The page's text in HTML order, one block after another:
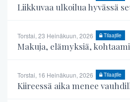
Liikkuvaa ulkoilua hyvässä
Torstai, 23 Heinäkuun, 2026 Tilaajille
Makuja, elämyksiä,
Torstai, 16 Heinäkuun, 2026 Tilaajille
Kiireessä aika menee